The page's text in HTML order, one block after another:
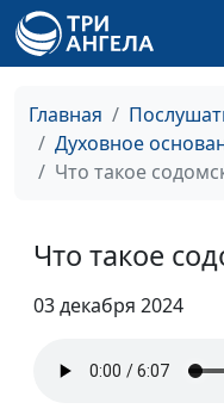
Главная
Духовное
Что такое
Что такое
03 декабря 2024